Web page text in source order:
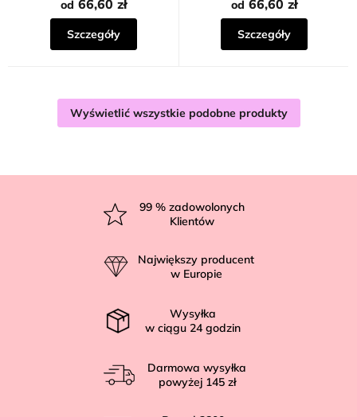
od 66,60 zł
Szczegóły
od 66,60 zł
Szczegóły
Wyświetlić wszystkie podobne produkty
99 % zadowolonych
Klientów
Największy producent
w Europie
Wysyłka
w ciągu 24 godzin
Darmowa wysyłka
powyżej 145 zł